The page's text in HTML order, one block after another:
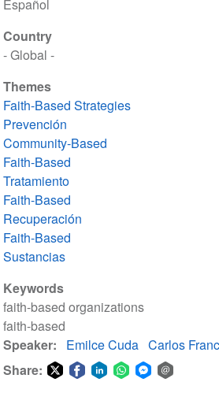
Español
Country
- Global -
Themes
Faith-Based Strategies
Prevención
Community-Based
Faith-Based
Tratamiento
Faith-Based
Recuperación
Faith-Based
Sustancias
Keywords
faith-based organizations
faith-based
Speaker
Emilce Cuda Carlos
Share: